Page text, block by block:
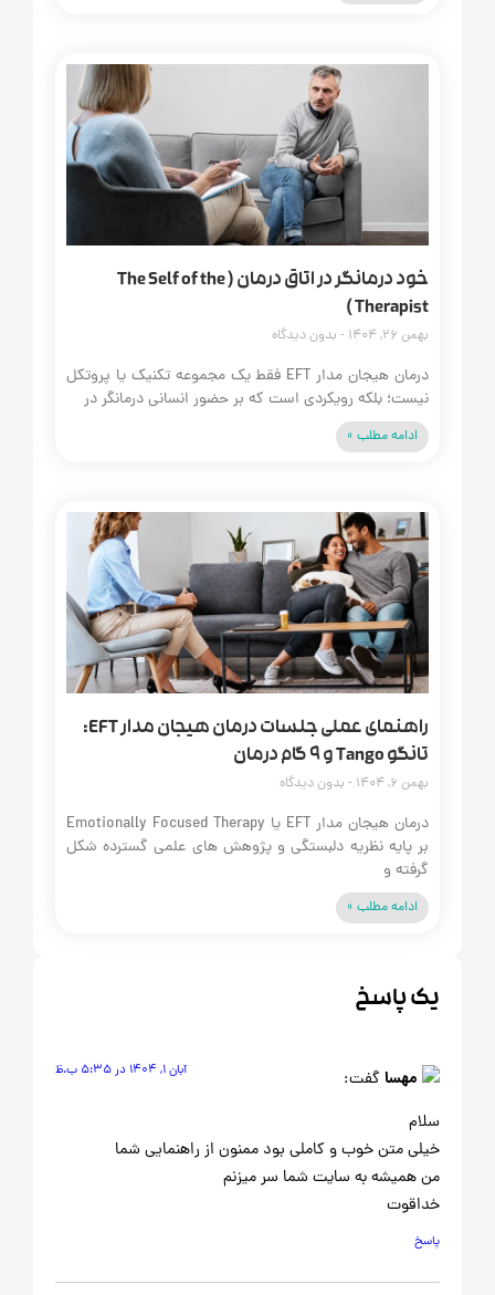
خود درمانگر در اتاق درمان ( The Self of the
Therapist )
بدون دیدگاه
درمان هیجان مدار EFT فقط یک مجموعه تکنیک یا پروتکل
نیست؛ بلکه رویکردی است که بر حضور انسانی درمانگر در
ادامه مطلب »
راهنمای عملی جلسات درمان هیجان مدار EFT:
بدون دیدگاه
درمان هیجان مدار EFT یا Emotionally Focused Therapy
بر پایه نظریه دلبستگی و پژوهش های علمی گسترده شکل
ادامه مطلب »
یک پاسخ
مهساگفت:
خیلی متن خوب و کاملی بود ممنون از راهنمایی شما
من همیشه به سایت شما سر میزنم
خداقوت